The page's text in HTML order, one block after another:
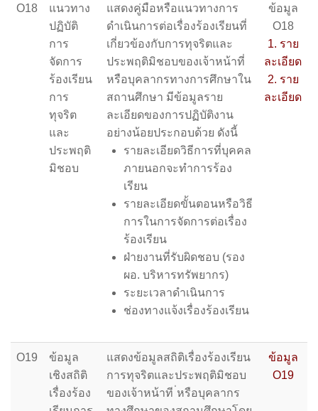
O18
แนวทาง
ปฏิบัติ
การ
จัดการ
ร้องเรียน
การ
ทุจริต
และ
ประพฤติ
มิชอบ
แสดงคู่มือหรือแนวทางการ
ดำเนินการต่อเรื่องร้องเรียนที่
เกี่ยวข้องกับการทุจริตและ
ประพฤติมิชอบของเจ้าหน้าที่
หรือบุคลากรทางการศึกษาใน
สถานศึกษา มีข้อมูลราย
ละเอียดของการปฏิบัติงาน
อย่างน้อยประกอบด้วย ดังนี้
รายละเอียดวิธีการที่บุคคล
ภายนอกจะทำการร้อง
เรียน
รายละเอียดขั้นตอนหรือวิธี
การในการจัดการต่อเรื่อง
ร้องเรียน
ฝ่ายงานที่รับผิดชอบ (รอง
ผอ. บริหารทรัพยากร)
ระยะเวลาดำเนินการ
ช่องทางแจ้งเรื่องร้องเรียน
ข้อมูล
O18
1. ราย
ละเอียด
2. ราย
ละเอียด
O19
ข้อมูล
เชิงสถิติ
เรื่องร้อง
แสดงข้อมูลสถิติเรื่องร้องเรียน
การทุจริตและประพฤติมิชอบ
ของเจ้าหน้าที ่หรือบุคลากร
ข้อมูล
O19